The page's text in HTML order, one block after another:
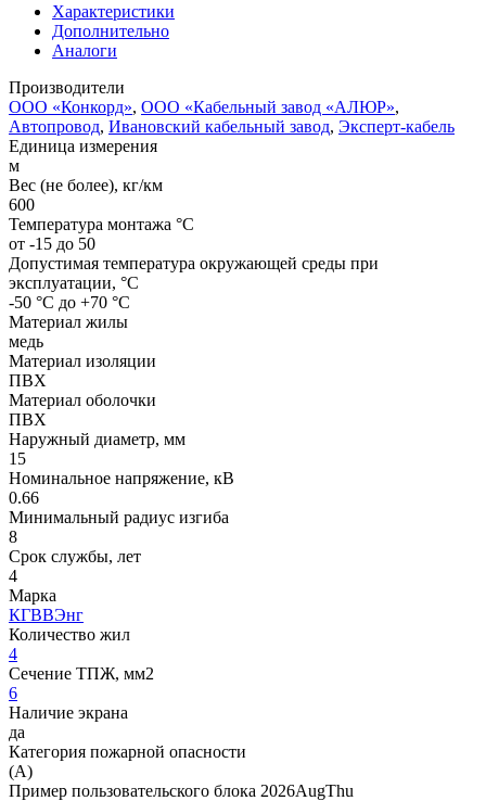
Характеристики
Дополнительно
Аналоги
Производители
ООО «Конкорд», ООО «Кабельный завод «АЛЮР»,
Автопровод, Ивановский кабельный завод, Эксперт-кабель
Единица измерения
м
Вес (не более), кг/км
600
Температура монтажа °C
от -15 до 50
Допустимая температура окружающей среды при
эксплуатации, °C
-50 °С до +70 °С
Материал жилы
медь
Материал изоляции
ПВХ
Материал оболочки
ПВХ
Наружный диаметр, мм
15
Номинальное напряжение, кВ
0.66
Минимальный радиус изгиба
8
Срок службы, лет
4
Марка
КГВВЭнг
Количество жил
4
Сечение ТПЖ, мм2
6
Наличие экрана
да
Категория пожарной опасности
(A)
Пример пользовательского блока 2026AugThu